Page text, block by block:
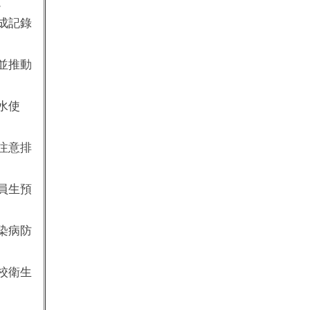
記錄
推動
使
意排
生預
病防
衛生